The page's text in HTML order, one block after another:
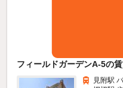
フィールドガーデンA-5の
見附駅